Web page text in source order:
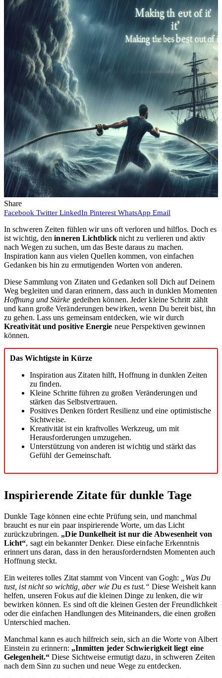
Share
Facebook Twitter LinkedIn Pinterest WhatsApp Email
In schweren Zeiten fühlen wir uns oft verloren und hilflos. Doch es
ist wichtig, deninneren Lichtblicknicht zu verlieren und aktiv
nach Wegen zu suchen, um das Beste daraus zu machen.
Inspiration kann aus vielen Quellen kommen, von einfachen
Gedanken bis hin zu ermutigenden Worten von anderen.
Diese Sammlung von Zitaten und Gedanken soll Dich auf Deinem
Weg begleiten und daran erinnern, dass auch in dunklen Momenten
Hoffnung und Stärke gedeihen können. Jeder kleine Schritt zählt
und kann große Veränderungen bewirken, wenn Du bereit bist, ihn
zu gehen. Lass uns gemeinsam entdecken, wie wir durch
Kreativität und positive Energie neue Perspektiven gewinnen
können.
Das Wichtigste in Kürze
Inspiration aus Zitaten hilft, Hoffnung in dunklen Zeiten
zu finden.
Kleine Schritte führen zu großen Veränderungen und
stärken das Selbstvertrauen.
Positives Denken fördert Resilienz und eine optimistische
Sichtweise.
Kreativität ist ein kraftvolles Werkzeug, um mit
Herausforderungen umzugehen.
Unterstützung von anderen ist wichtig und stärkt das
Gefühl der Gemeinschaft.
Inspirierende Zitate für dunkle Tage
Dunkle Tage können eine echte Prüfung sein, und manchmal
braucht es nur ein paar inspirierende Worte, um das Licht
zurückzubringen. „Die Dunkelheit ist nur die Abwesenheit von
Licht“, sagt ein bekannter Denker. Diese einfache Erkenntnis
erinnert uns daran, dass in den herausforderndsten Momenten auch
Hoffnung steckt.
Ein weiteres tolles Zitat stammt von Vincent van Gogh:
„Was Du
tust, ist nicht so wichtig, aber wie Du es tust.“ Diese Weisheit kann
helfen, unseren Fokus auf die kleinen Dinge zu lenken, die wir
bewirken können. Es sind oft die kleinen Gesten der Freundlichkeit
oder die einfachen Handlungen des Miteinanders, die einen großen
Unterschied machen.
Manchmal kann es auch hilfreich sein, sich an die Worte von Albert
Einstein zu erinnern: „Inmitten jeder Schwierigkeit liegt eine
Gelegenheit.“ Diese Sichtweise ermutigt dazu, in schweren Zeiten
nach dem Sinn zu suchen und neue Wege zu entdecken.